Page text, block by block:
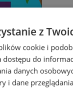
z
cookie i
dostępu do
danych
i dane